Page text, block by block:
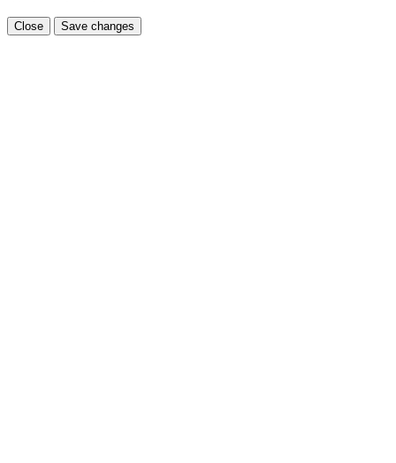
Close Save changes